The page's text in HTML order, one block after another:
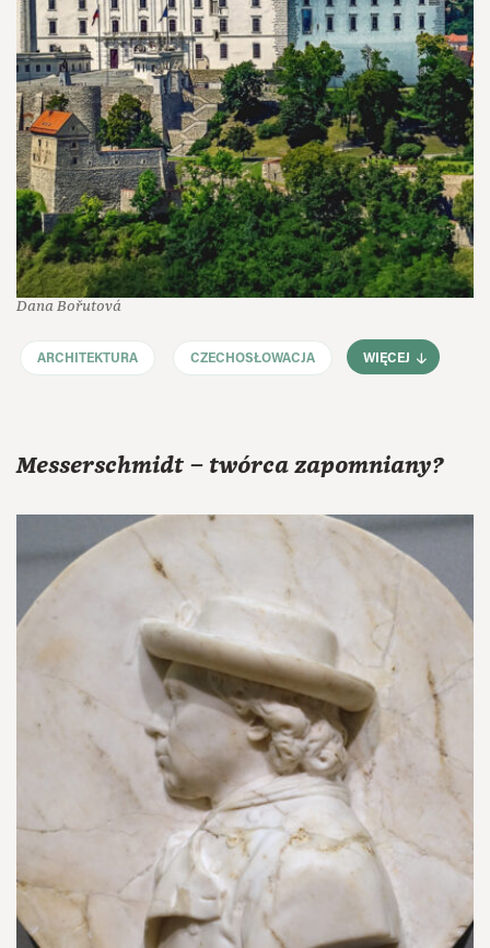
Dana Bořutová
ARCHITEKTURA CZECHOSŁOWACJA WIĘCEJ
Messerschmidt – twórca zapomniany?